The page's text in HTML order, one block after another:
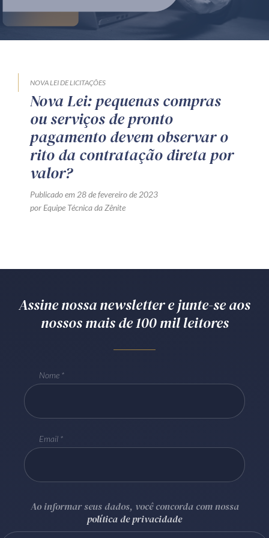
Produtos e serviços
Orientação por Escrito
Mentoria Zênite
Capacitação
Eventos presenciais
Zênite in Company
Curitiba/PR CEP
NOVA LEI DE LICITAÇÕES
Nova Lei: pequenas compras
ou serviços de pronto
pagamento devem observar o
rito da contratação direta por
valor?
Publicado em 28 de fevereiro de 2023
por Equipe Técnica da Zênite
Assine nossa newsletter e junte-se aos
nossos mais de 100 mil leitores
Nome
Email
Ao informar seus dados, você concorda com nossa
política de privacidade